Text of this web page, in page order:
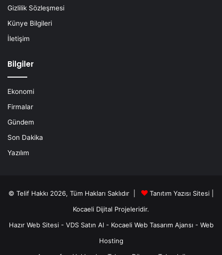
Gizlilik Sözleşmesi
Künye Bilgileri
İletişim
Bilgiler
Ekonomi
Firmalar
Gündem
Son Dakika
Yazılım
© Telif Hakkı 2026, Tüm Hakları Saklıdır |
Tanıtım Yazısı Sitesi |
Kocaeli Dijital Projeleridir.
Hazır Web Sitesi- VDS Satın Al - Kocaeli Web Tasarım Ajansı - Web
Hosting